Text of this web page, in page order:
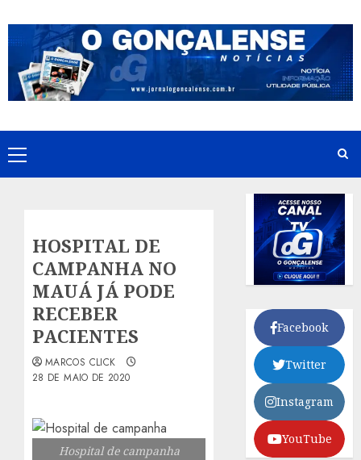
to
content
Primary
Menu
HOSPITAL DE
CAMPANHA NO
MAUÁ JÁ PODE
RECEBER
PACIENTES
MARCOS CLICK
28 DE MAIO DE 2020
Hospital de campanha
Facebook
Twitter
Instagram
YouTube